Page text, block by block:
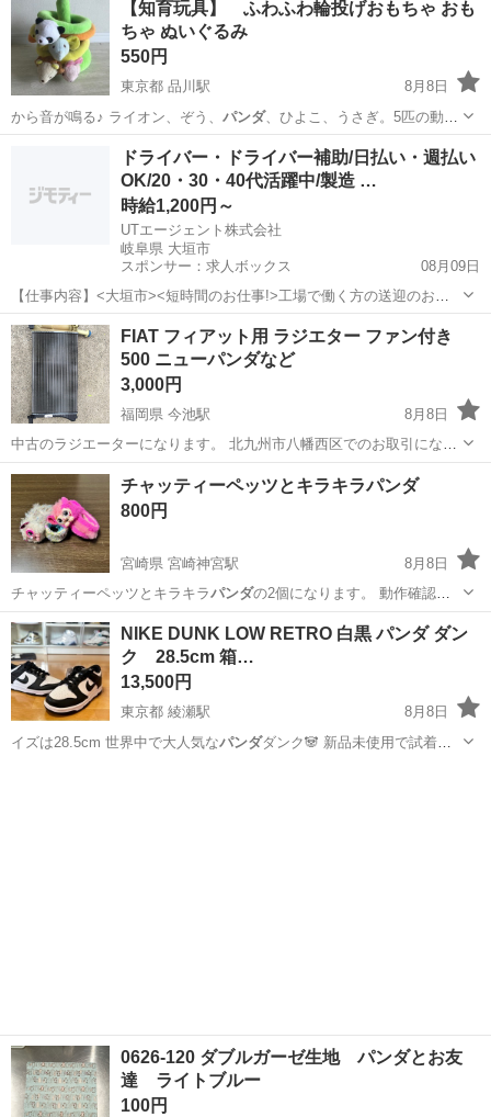
【知育玩具】 ふわふわ輪投げおもちゃ おも
ちゃ ぬいぐるみ
550円
東京都 品川駅
8月8日
から音が鳴る♪ ライオン、ぞう、 パンダ、ひよこ、うさぎ。5匹の動物
がリングに…
品川駅 おもちゃ 輪投げ
ドライバー・ドライバー補助/日払い・週払い
OK/20・30・40代活躍中/製造 …
時給1,200円～
UTエージェント株式会社
岐阜県 大垣市
スポンサー：求人ボックス
08月09日
【仕事内容】<大垣市><短時間のお仕事!>工場で働く方の送迎のお仕
事 第一種普通自動車免許があればOK!残業ほぼなし <履歴書不要 オン
ライン面接OK><入社キャンペーン実施中!> <業種> 機械・精密機器・
金属 <仕事内容> 電...
アルバイト・パート
FIAT フィアット用 ラジエター ファン付き
500 ニューパンダなど
3,000円
福岡県 今池駅
8月8日
中古のラジエーターになります。 北九州市八幡西区でのお取引になり
ます。 大分市、別府市でのお取引も可能ですが、お時間がかかりま
す。
福岡 北九州市 FIAT
チャッティーペッツとキラキラパンダ
800円
宮崎県 宮崎神宮駅
8月8日
チャッティーペッツとキラキラパンダの2個になります。 動作確認大
丈夫です…
宮崎 宮崎市 宮崎神宮駅 おもちゃ
NIKE DUNK LOW RETRO 白黒 パンダ ダン
ク 28.5cm 箱…
13,500円
東京都 綾瀬駅
8月8日
イズは28.5cm 世界中で大人気なパンダダンク🐼 新品未使用で試着も
0626-120 ダブルガーゼ生地 パンダとお友
達 ライトブルー
100円